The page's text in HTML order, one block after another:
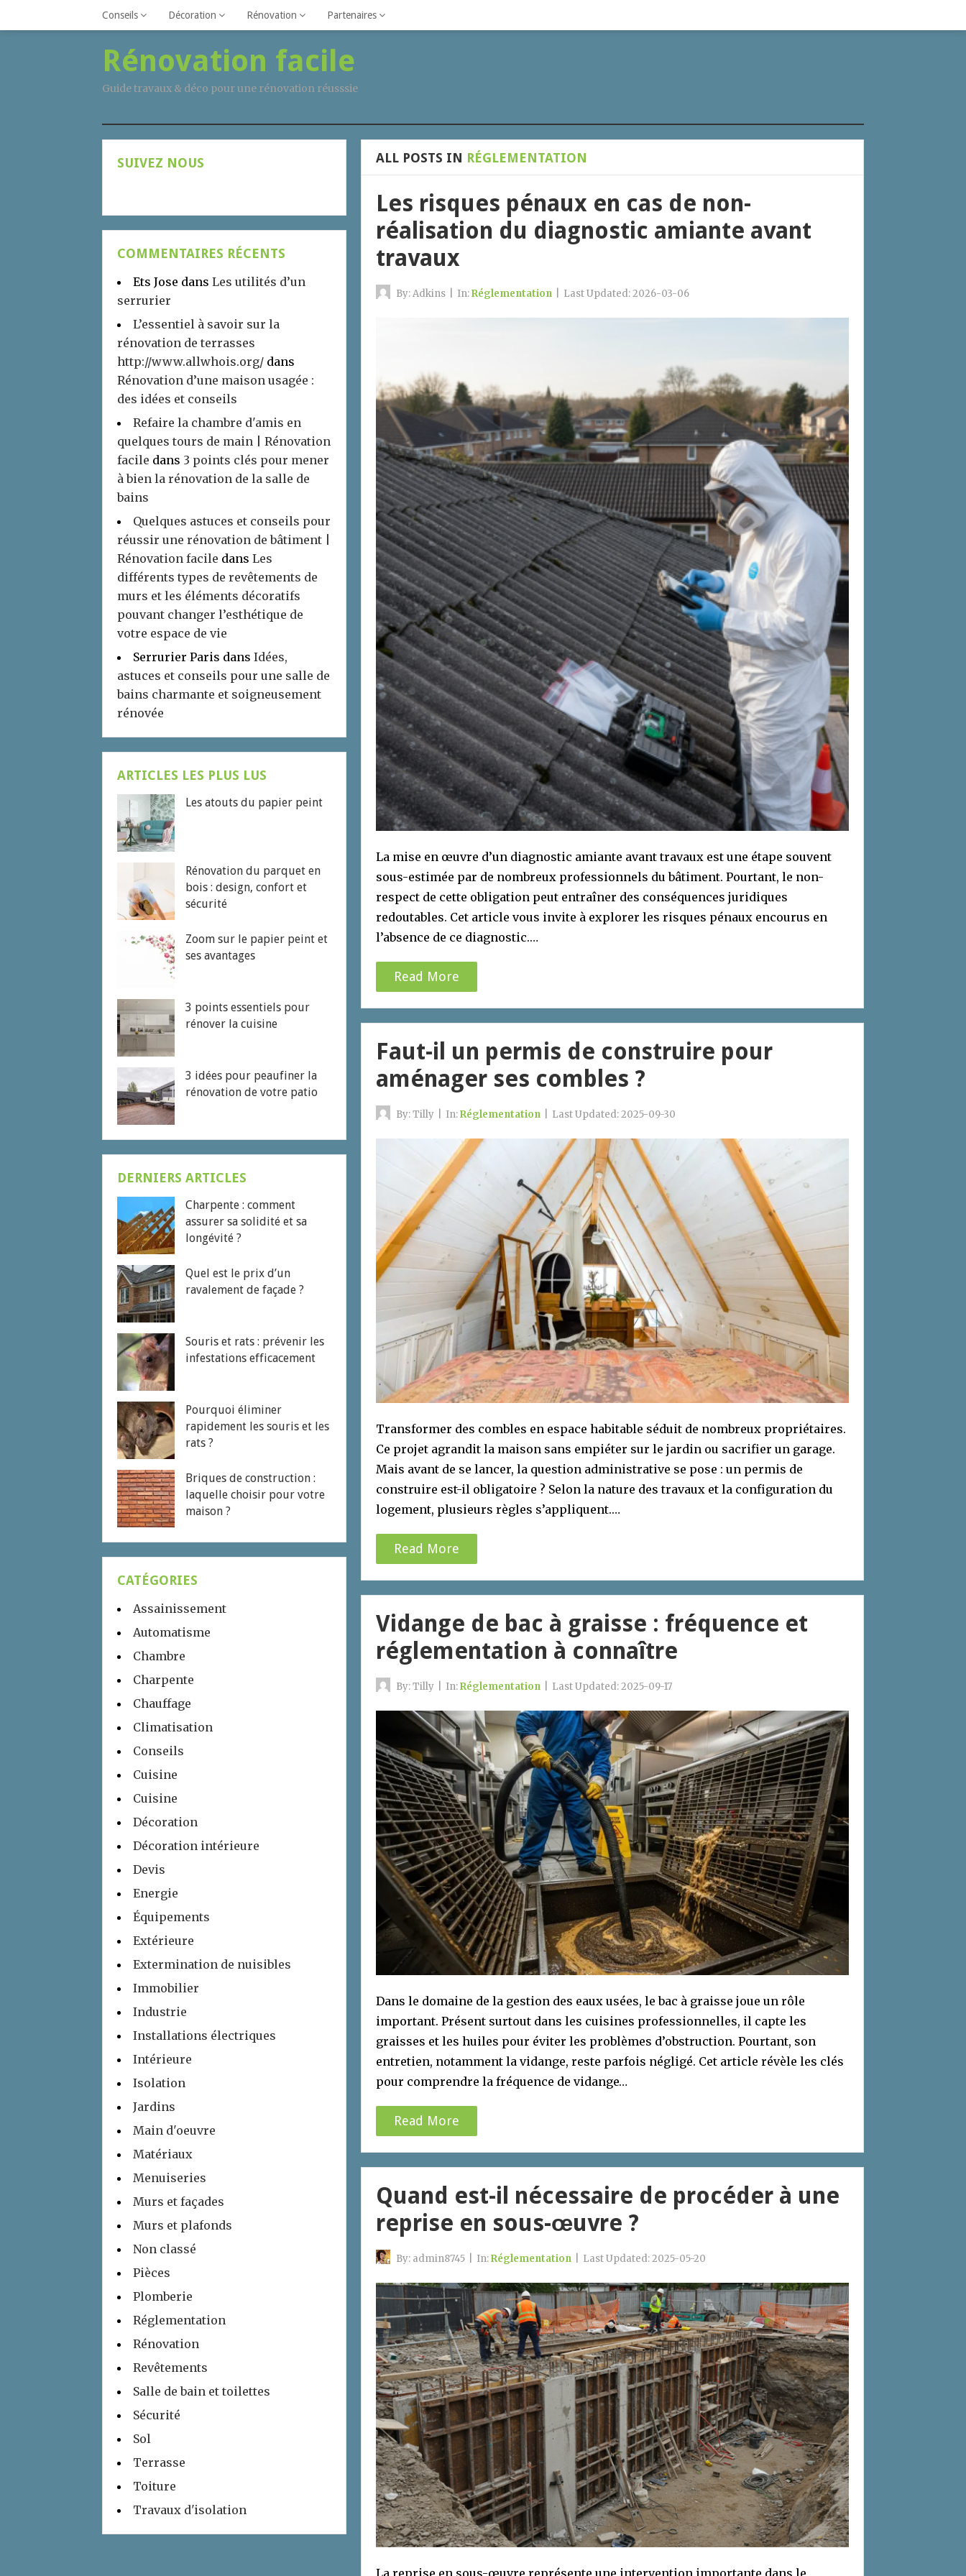
Conseils Décoration Rénovation Partenaires
Rénovation facile
Guide travaux & déco pour une rénovation réusssie
ALL POSTS IN RÉGLEMENTATION
Les risques pénaux en cas de non-
réalisation du diagnostic amiante avant
travaux
By:Adkins In:Réglementation Last Updated:2026-03-06
La mise en œuvre d’un diagnostic amiante avant travaux est une étape souvent
sous-estimée par de nombreux professionnels du bâtiment. Pourtant, le non-
respect de cette obligation peut entraîner des conséquences juridiques
redoutables. Cet article vous invite à explorer les risques pénaux encourus en
l’absence de ce diagnostic.…
Read More
Faut-il un permis de construire pour
aménager ses combles ?
By:Tilly In:Réglementation Last Updated:2025-09-30
Transformer des combles en espace habitable séduit de nombreux propriétaires.
Ce projet agrandit la maison sans empiéter sur le jardin ou sacrifier un garage.
Mais avant de se lancer, la question administrative se pose : un permis de
construire est-il obligatoire ? Selon la nature des travaux et la configuration du
logement, plusieurs règles s’appliquent.…
Read More
Vidange de bac à graisse : fréquence et
réglementation à connaître
By:Tilly In:Réglementation Last Updated:2025-09-17
Dans le domaine de la gestion des eaux usées, le bac à graisse joue un rôle
important. Présent surtout dans les cuisines professionnelles, il capte les
graisses et les huiles pour éviter les problèmes d’obstruction. Pourtant, son
entretien, notamment la vidange, reste parfois négligé. Cet article révèle les clés
pour comprendre la fréquence de vidange…
Read More
Quand est-il nécessaire de procéder à une
reprise en sous-œuvre ?
By: admin8745 In:Réglementation Last Updated:2025-05-20
La reprise en sous-œuvre représente une intervention importante dans le
SUIVEZ NOUS
COMMENTAIRES RÉCENTS
Ets Jose dans Les utilités d’un
serrurier
L’essentiel à savoir sur la
rénovation de terrasses
http://www.allwhois.org/ dans
Rénovation d’une maison usagée :
des idées et conseils
Refaire la chambre d'amis en
quelques tours de main | Rénovation
facile dans 3 points clés pour mener
à bien la rénovation de la salle de
bains
Quelques astuces et conseils pour
réussir une rénovation de bâtiment |
Rénovation facile dans Les
différents types de revêtements de
murs et les éléments décoratifs
pouvant changer l’esthétique de
votre espace de vie
Serrurier Paris dans Idées,
astuces et conseils pour une salle de
bains charmante et soigneusement
rénovée
ARTICLES LES PLUS LUS
Les atouts du papier peint
Rénovation du parquet en
bois : design, confort et
sécurité
Zoom sur le papier peint et
ses avantages
3 points essentiels pour
rénover la cuisine
3 idées pour peaufiner la
rénovation de votre patio
DERNIERS ARTICLES
Charpente : comment
assurer sa solidité et sa
longévité ?
Quel est le prix d’un
ravalement de façade ?
Souris et rats : prévenir les
infestations efficacement
Pourquoi éliminer
rapidement les souris et les
rats ?
Briques de construction :
laquelle choisir pour votre
maison ?
CATÉGORIES
Assainissement
Automatisme
Chambre
Charpente
Chauffage
Climatisation
Conseils
Cuisine
Cuisine
Décoration
Décoration intérieure
Devis
Energie
Équipements
Extérieure
Extermination de nuisibles
Immobilier
Industrie
Installations électriques
Intérieure
Isolation
Jardins
Main d'oeuvre
Matériaux
Menuiseries
Murs et façades
Murs et plafonds
Non classé
Pièces
Plomberie
Réglementation
Rénovation
Revêtements
Salle de bain et toilettes
Sécurité
Sol
Terrasse
Toiture
Travaux d'isolation